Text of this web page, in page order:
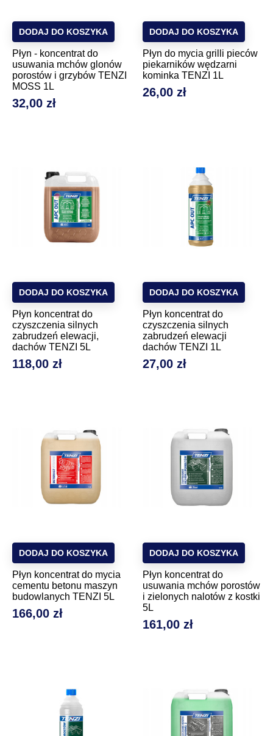
Płyn - koncentrat do
usuwania mchów glonów
porostów i grzybów TENZI
MOSS 1L
Cena
32,00 zł
DODAJ DO KOSZYKA
Płyn do mycia grilli pieców
piekarników wędzarni
kominka TENZI 1L
Cena
26,00 zł
DODAJ DO KOSZYKA
Płyn koncentrat do
czyszczenia silnych
zabrudzeń elewacji,
dachów TENZI 5L
Cena
118,00 zł
DODAJ DO KOSZYKA
Płyn koncentrat do
czyszczenia silnych
zabrudzeń elewacji
dachów TENZI 1L
Cena
27,00 zł
DODAJ DO KOSZYKA
Płyn koncentrat do mycia
cementu betonu maszyn
budowlanych TENZI 5L
Cena
166,00 zł
DODAJ DO KOSZYKA
Płyn koncentrat do
usuwania mchów porostów
i zielonych nalotów z kostki
5L
Cena
161,00 zł
DODAJ DO KOSZYKA